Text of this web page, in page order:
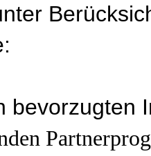
bevorzugten